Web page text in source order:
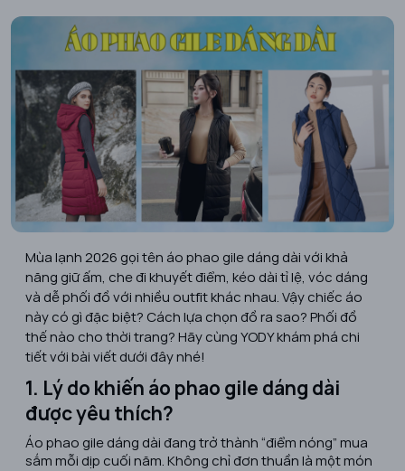
Mùa lạnh 2026 gọi tên áo phao gile dáng dài với khả
năng giữ ấm, che đi khuyết điểm, kéo dài tỉ lệ, vóc dáng
và dễ phối đồ với nhiều outfit khác nhau. Vậy chiếc áo
này có gì đặc biệt? Cách lựa chọn đồ ra sao? Phối đồ
thế nào cho thời trang? Hãy cùng YODY khám phá chi
tiết với bài viết dưới đây nhé!
1. Lý do khiến áo phao gile dáng dài
được yêu thích?
Áo phao gile dáng dài đang trở thành “điểm nóng” mua
sắm mỗi dịp cuối năm. Không chỉ đơn thuần là một món